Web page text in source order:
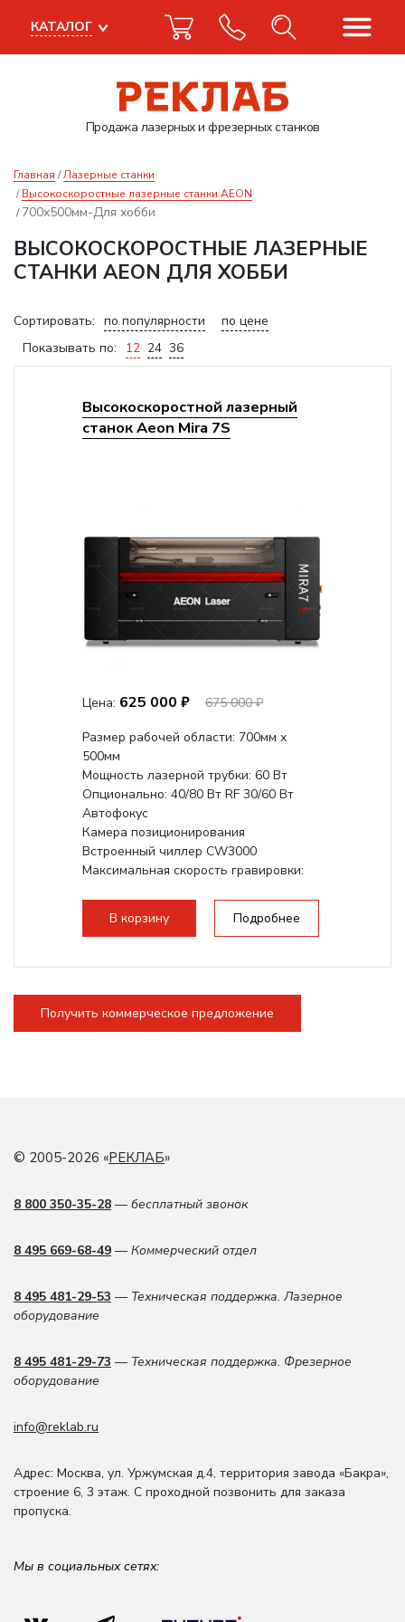
Продажа лазерныхи фрезерных станков
КАТАЛОГ
Главная
Лазерные станки
Высокоскоростные лазерные станки AEON
700x500мм-Для хобби
ВЫСОКОСКОРОСТНЫЕ ЛАЗЕРНЫЕ
СТАНКИ AEON ДЛЯ ХОББИ
Сортировать: по популярности
по цене
Показывать по:
12 24 36
Высокоскоростной лазерный
станок Aeon Mira 7S
Цена: 625 000 ₽
675 000 ₽
Размер рабочей области: 700мм х
500мм
Мощность лазерной трубки: 60 Вт
Опционально: 40/80 Вт RF 30/60 Вт
Автофокус
Камера позиционирования
Встроенный чиллер CW3000
Максимальная скорость гравировки:
В корзину Подробнее
Получить коммерческое предложение
© 2005-2026 «РЕКЛАБ»
8 800 350-35-28 — бесплатный звонок
8 495 669-68-49 — Коммерческий отдел
8 495 481-29-53 — Техническая поддержка. Лазерное
оборудование
8 495 481-29-73 — Техническая поддержка. Фрезерное
оборудование
info@reklab.ru
Адрес: Москва, ул. Уржумская д.4, территория завода «Бакра»,
строение 6, 3 этаж. С проходной позвонить для заказа
пропуска.
Мы в социальных сетях: